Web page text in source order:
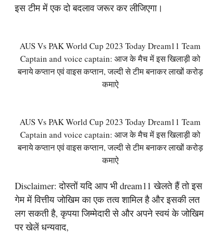
इस टीम में एक दो बदलाव जरूर कर लीजिएगा।
AUS Vs PAK World Cup 2023 Today Dream11 Team
Captain and voice captain: आज के मैच में इस खिलाड़ी को
बनाये कप्तान एवं वाइस कप्तान, जल्दी से टीम बनाकर लाखों करोड़
कमाऐ
AUS Vs PAK World Cup 2023 Today Dream11 Team
Captain and voice captain: आज के मैच में इस खिलाड़ी को
बनाये कप्तान एवं वाइस कप्तान, जल्दी से टीम बनाकर लाखों करोड़
कमाऐ
Disclaimer: दोस्तों यदि आप भी dream11 खेलते हैं तो इस
गेम में वित्तीय जोखिम का एक तत्व शामिल है और इसकी लत
लग सकती है, कृपया जिम्मेदारी से और अपने स्वयं के जोखिम
पर खेलें धन्यवाद,